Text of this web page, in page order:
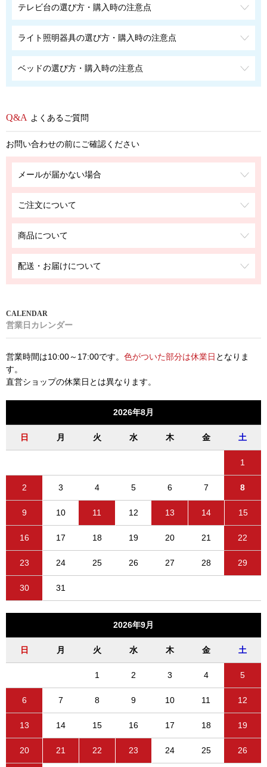
テレビ台の選び方・購入時の注意点
ライト照明器具の選び方・購入時の注意点
ベッドの選び方・購入時の注意点
よくあるご質問
お問い合わせの前にご確認ください
メールが届かない場合
ご注文について
商品について
配送・お届けについて
営業日カレンダー
営業時間は10:00～17:00です。 色がついた部分は休業日 となりま
す。
直営ショップの休業日とは異なります。
2026年8月
日 月 火 水 木 金 土
1
2 3 4 5 6 7 8
9 10 11 12 13 14 15
16 17 18 19 20 21 22
23 24 25 26 27 28 29
30 31
2026年9月
日 月 火 水 木 金 土
1 2 3 4 5
6 7 8 9 10 11 12
13 14 15 16 17 18 19
20 21 22 23 24 25 26